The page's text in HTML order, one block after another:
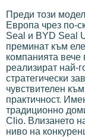
Преди този
Европа чрез по-
Seal и BYD Seal
преминат към
компанията вече
реализират най-
стратегически
чувствителен
практичност.
традиционно
Clio. Влизането
ниво на